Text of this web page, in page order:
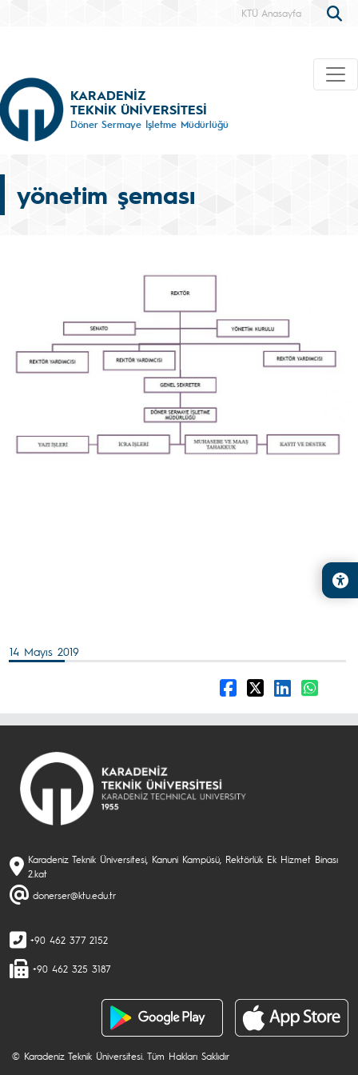
KTÜ Anasayfa
KARADENİZ
TEKNİK ÜNİVERSİTESİ
Döner Sermaye İşletme Müdürlüğü
yönetim şeması
14 Mayıs 2019
Karadeniz Teknik Üniversitesi, Kanuni Kampüsü, Rektörlük Ek Hizmet Binası
2.kat
donerser@ktu.edu.tr
+90 462 377 2152
+90 462 325 3187
© Karadeniz Teknik Üniversitesi. Tüm Hakları Saklıdır